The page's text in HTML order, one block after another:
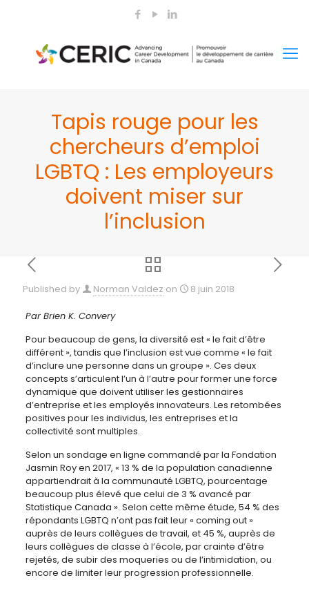
Tapis rouge pour les
chercheurs d’emploi
LGBTQ : Les employeurs
doivent miser sur
l’inclusion
Published by Norman Valdez on 8 juin 2018
Par Brien K. Convery
Pour beaucoup de gens, la diversité est « le fait d’être
différent », tandis que l’inclusion est vue comme « le fait
d’inclure une personne dans un groupe ». Ces deux
concepts s’articulent l’un à l’autre pour former une force
dynamique que doivent utiliser les gestionnaires
d’entreprise et les employés innovateurs. Les retombées
positives pour les individus, les entreprises et la
collectivité sont multiples.
Selon un sondage en ligne commandé par la Fondation
Jasmin Roy en 2017, « 13 % de la population canadienne
appartiendrait à la communauté LGBTQ, pourcentage
beaucoup plus élevé que celui de 3 % avancé par
Statistique Canada ». Selon cette même étude, 54 % des
répondants LGBTQ n’ont pas fait leur « coming out »
auprès de leurs collègues de travail, et 45 %, auprès de
leurs collègues de classe à l’école, par crainte d’être
rejetés, de subir des moqueries ou de l’intimidation, ou
encore de limiter leur progression professionnelle.